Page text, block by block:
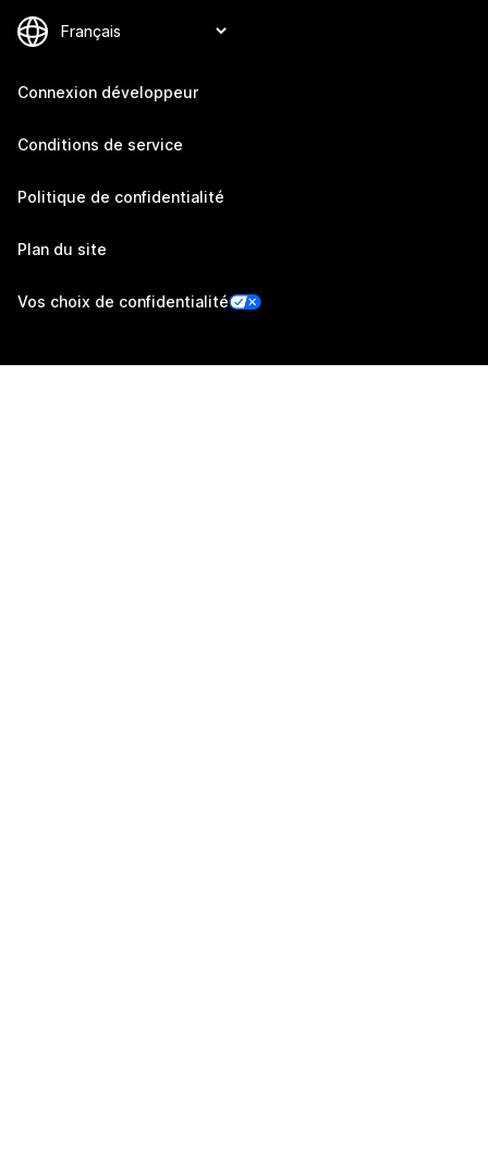
Connexion développeur
Conditions de service
Politique de confidentialité
Plan du site
Vos choix de confidentialité